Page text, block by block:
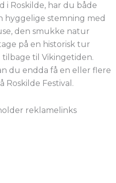
i Roskilde, har du både
hyggelige stemning med
den smukke natur
på en historisk tur
til Vikingetiden.
du endda få en eller flere
Roskilde Festival.
reklamelinks